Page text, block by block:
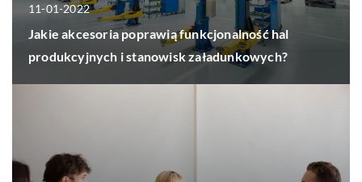
11-01-2022
Jakie akcesoria poprawią funkcjonalność hal
produkcyjnych i stanowisk załadunkowych?